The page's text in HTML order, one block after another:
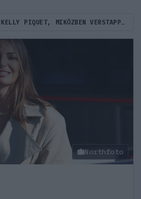
MIT CSINÁLT KELLY PIQUET, MIKÖZBEN VERSTAPPEN GT3-AS GYŐZELMET ARATOTT?
Northfoto